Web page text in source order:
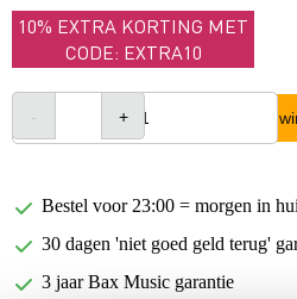
10% EXTRA KORTING MET
CODE: EXTRA10
In
Bestel voor 23:00 = morgen in
30 dagen 'niet goed geld terug'
3 jaar Bax Music garantie